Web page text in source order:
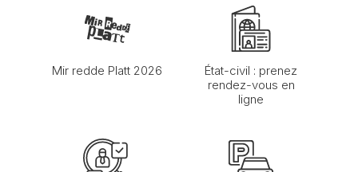
Mir redde Platt 2026
État-civil : prenez
rendez-vous en
ligne